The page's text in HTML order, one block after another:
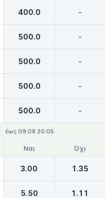
400.0 -
500.0 -
500.0 -
500.0 -
500.0 -
έως 09.08 20:05
Ναι Όχι
3.00 1.35
5.50 1.11